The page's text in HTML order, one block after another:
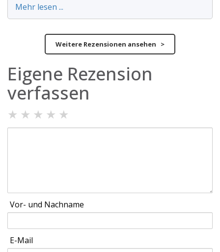
Mehr lesen ...
Weitere Rezensionen ansehen >
Eigene Rezension
verfassen
★ ★ ★ ★ ★
Vor- und Nachname
E-Mail